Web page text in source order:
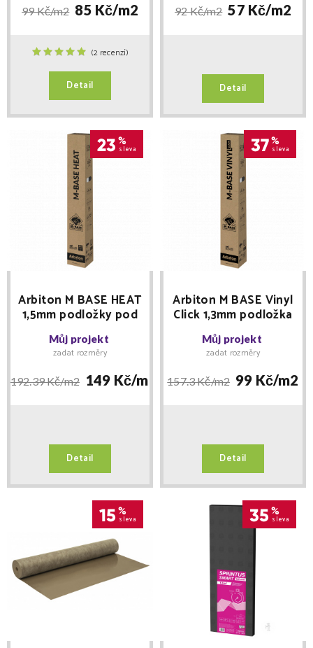
99 Kč/m2 85 Kč/m2
(2 recenzí)
Detail
92 Kč/m2 57 Kč/m2
Detail
23 %
sleva
Arbiton M BASE HEAT
1,5mm podložky pod
dřevěné
Můj projekt
zadat rozměry
192.39 Kč/m2 149 Kč/m2
Detail
37%
sleva
Arbiton M BASE Vinyl
Click 1,3mm podložka
pod vinylové podlahy
Můj projekt
zadat rozměry
157.3 Kč/m2 99 Kč/m2
Detail
15 %
sleva 35 %
sleva